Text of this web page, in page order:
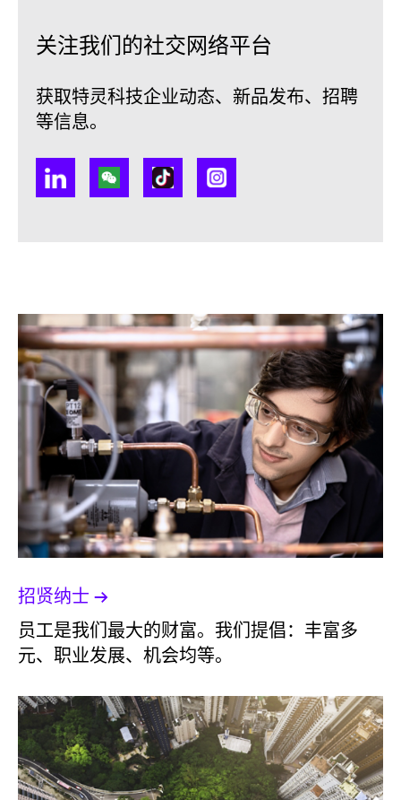
关注我们的社交网络平台
获取特灵科技企业动态、新品发布、招聘
等信息。
招贤纳士
员工是我们最大的财富。我们提倡：丰富多
元、职业发展、机会均等。